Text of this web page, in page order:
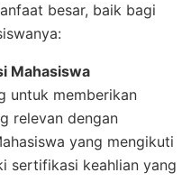
besar, baik bagi
Mahasiswa
untuk memberikan
relevan dengan
yang mengikuti
sertifikasi keahlian yang